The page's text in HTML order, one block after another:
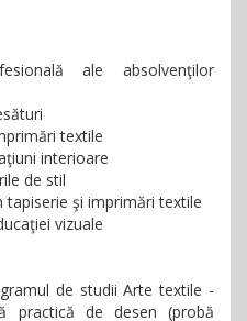
ale absolvenţilor
textile
interioare
de stil
şi imprimări textile
vizuale
de studii Arte textile -
practică de desen (probă